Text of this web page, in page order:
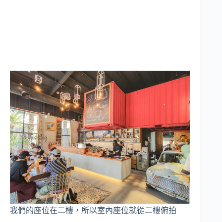
我們的座位在二樓，所以室內座位就從二樓俯拍